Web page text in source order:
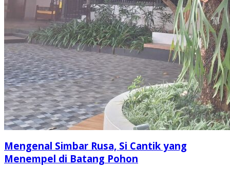
Mengenal Simbar Rusa, Si Cantik yang
Menempel di Batang Pohon